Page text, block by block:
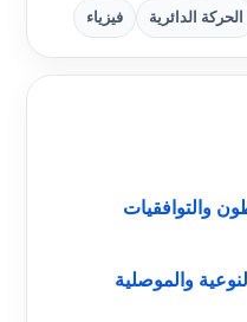
الحركة الدائرية فيزياء
والتوافقيات
والموصلية